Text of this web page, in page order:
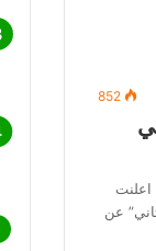
852
اعلنت
عن